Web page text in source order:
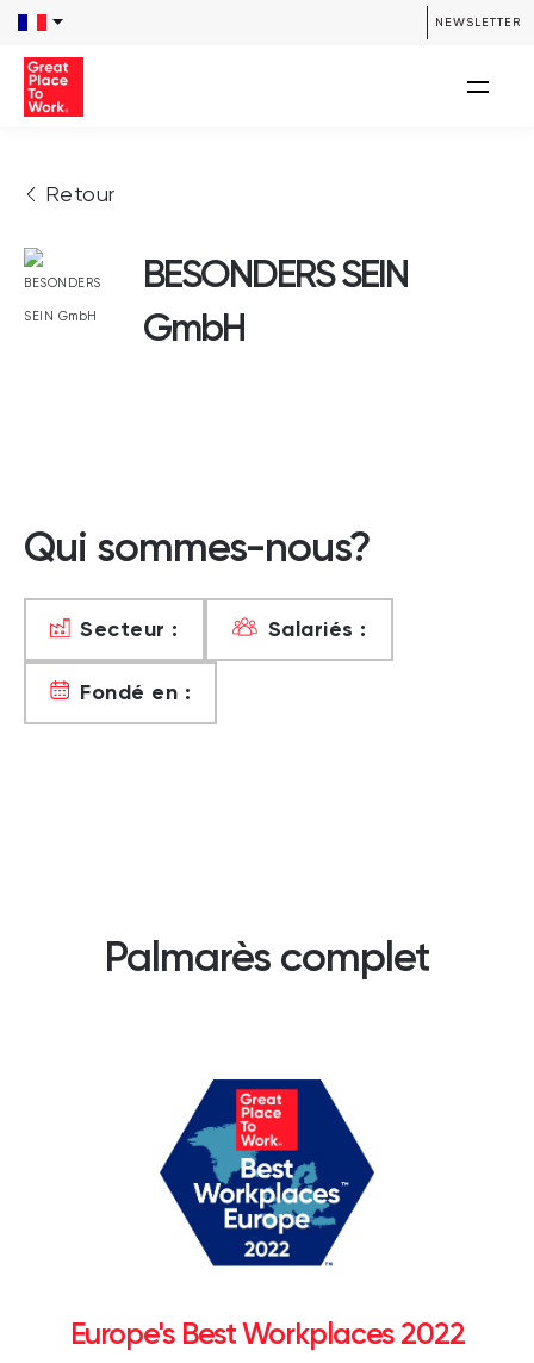
NEWSLETTER
Retour
BESONDERS SEIN
GmbH
Qui sommes-nous?
Secteur : Salariés :
Fondé en :
Palmarès complet
Europe's Best Workplaces 2022